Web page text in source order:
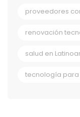
proveedores
renovación
salud en
tecnología para